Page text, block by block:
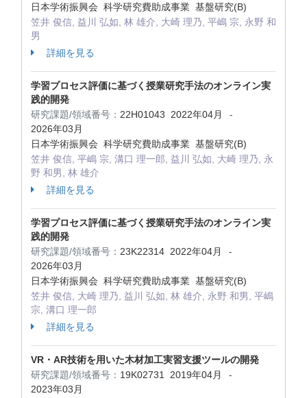
日本学術振興会 科学研究費助成事業 基盤研究(B)
笠井 俊信, 益川 弘如, 林 雄介, 大崎 理乃, 平嶋 宗, 永野 和
男
詳細を見る
学習プロセス評価に基づく授業研究手法のオンライン実
践的開発
研究課題/領域番号： 22H01043 2022年04月 -
2026年03月
日本学術振興会 科学研究費助成事業 基盤研究(B)
笠井 俊信, 平嶋 宗, 溝口 理一郎, 益川 弘如, 大崎 理乃, 永
野 和男, 林 雄介
詳細を見る
学習プロセス評価に基づく授業研究手法のオンライン実
践的開発
研究課題/領域番号： 23K22314 2022年04月 -
2026年03月
日本学術振興会 科学研究費助成事業 基盤研究(B)
笠井 俊信, 大崎 理乃, 益川 弘如, 林 雄介, 永野 和男, 平嶋
宗, 溝口 理一郎
詳細を見る
VR・AR技術を用いた木材加工実習支援ツールの開発
研究課題/領域番号： 19K02731 2019年04月 -
2023年03月